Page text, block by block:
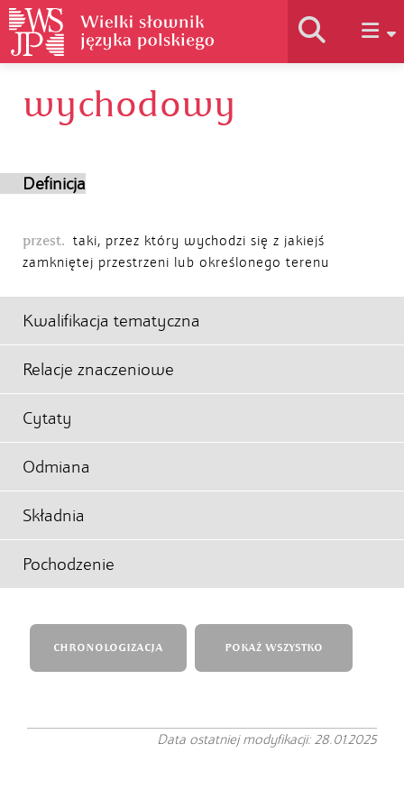
Historia słownika
wychodowy
Definicja
przest. taki, przez który wychodzi się z jakiejś
zamkniętej przestrzeni lub określonego terenu
Kwalifikacja tematyczna
Relacje znaczeniowe
Cytaty
Odmiana
Składnia
Pochodzenie
CHRONOLOGIZACJA POKAŻ WSZYSTKO
Data ostatniej modyfikacji: 28.01.2025